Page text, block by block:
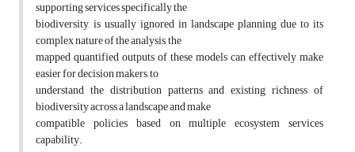
supporting services specifically the
biodiversity, is usually ignored in landscape planning due to its
complex nature of the analysis, the
mapped quantified outputs of these models can effectively make
easier for decision makers, to
understand the distribution patterns and existing richness of
biodiversity across a landscape and make
compatible policies based on multiple ecosystem services
capability.